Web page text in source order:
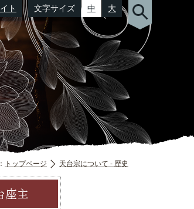
ト 文字サイズ 中 大
トップページ 天台宗について - 歴史
座主